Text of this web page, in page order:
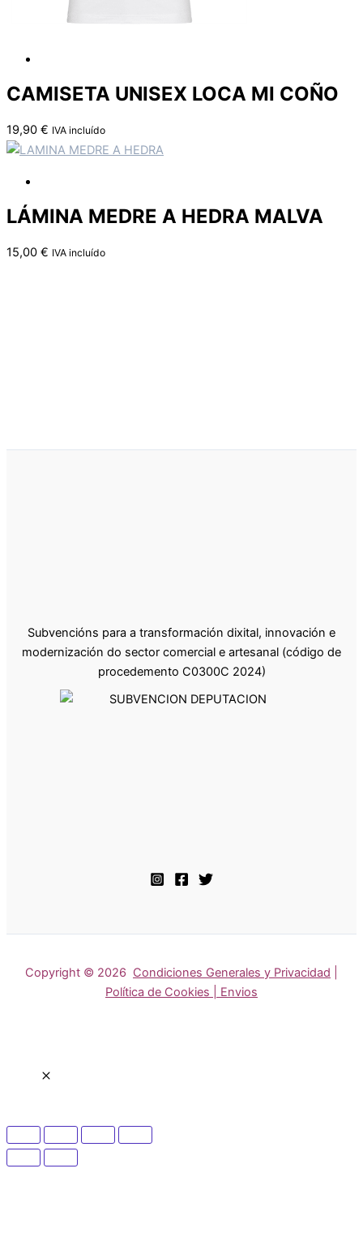
CAMISETA UNISEX LOCA MI COÑO
19,90 € IVA incluído
LÁMINA MEDRE A HEDRA MALVA
15,00 € IVA incluído
Subvencións para a transformación dixital, innovación e
modernización do sector comercial e artesanal (código de
procedemento C0300C 2024)
Copyright © 2026 Condiciones Generales y Privacidad
Política de Cookies | Envios